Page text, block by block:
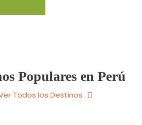
Populares en Perú
Todos los Destinos